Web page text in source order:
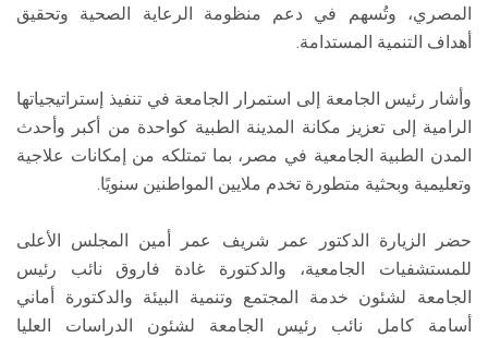
المصري، وتُسهم في دعم منظومة الرعاية الصحية وتحقيق
أهداف التنمية المستدامة.
وأشار رئيس الجامعة إلى استمرار الجامعة في تنفيذ إستراتيجياتها
الرامية إلى تعزيز مكانة المدينة الطبية كواحدة من أكبر وأحدث
المدن الطبية الجامعية في مصر، بما تمتلكه من إمكانات علاجية
وتعليمية وبحثية متطورة تخدم ملايين المواطنين سنويًا.
حضر الزيارة الدكتور عمر شريف عمر أمين المجلس الأعلى
للمستشفيات الجامعية، والدكتورة غادة فاروق نائب رئيس
الجامعة لشئون خدمة المجتمع وتنمية البيئة والدكتورة أماني
أسامة كامل نائب رئيس الجامعة لشئون الدراسات العليا